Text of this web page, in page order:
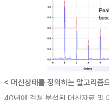
< 머신상태를 정의하는 알고리즘